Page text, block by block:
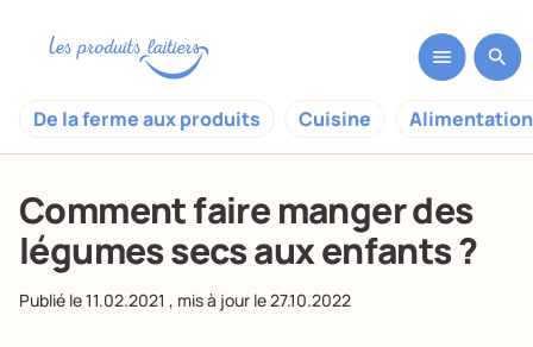
De la ferme aux produits Cuisine
Comment faire manger des
légumes secs aux enfants ?
Publié le11.02.2021 , mis à jour le27.10.2022